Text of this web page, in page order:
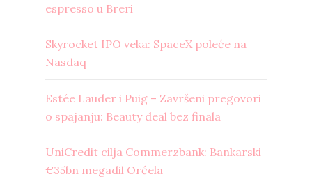
espresso u Breri
Skyrocket IPO veka: SpaceX poleće na
Nasdaq
Estée Lauder i Puig – Završeni pregovori
o spajanju: Beauty deal bez finala
UniCredit cilja Commerzbank: Bankarski
€35bn megadil Orćela